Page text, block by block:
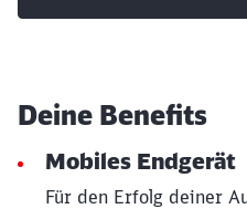
Deine Benefits
Mobiles Endgerät
Für den Erfolg deiner